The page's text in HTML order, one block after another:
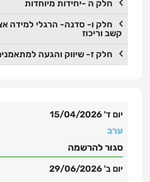
חלק ה -יחידות מיוחדות
חלק ו- סדנה- הרגלי למידה אצל
קשב וריכוז
חלק ז- שיווק והגעה למתאמנים
יום ד' 15/04/2026
ערב
סגור להרשמה
יום ב' 29/06/2026